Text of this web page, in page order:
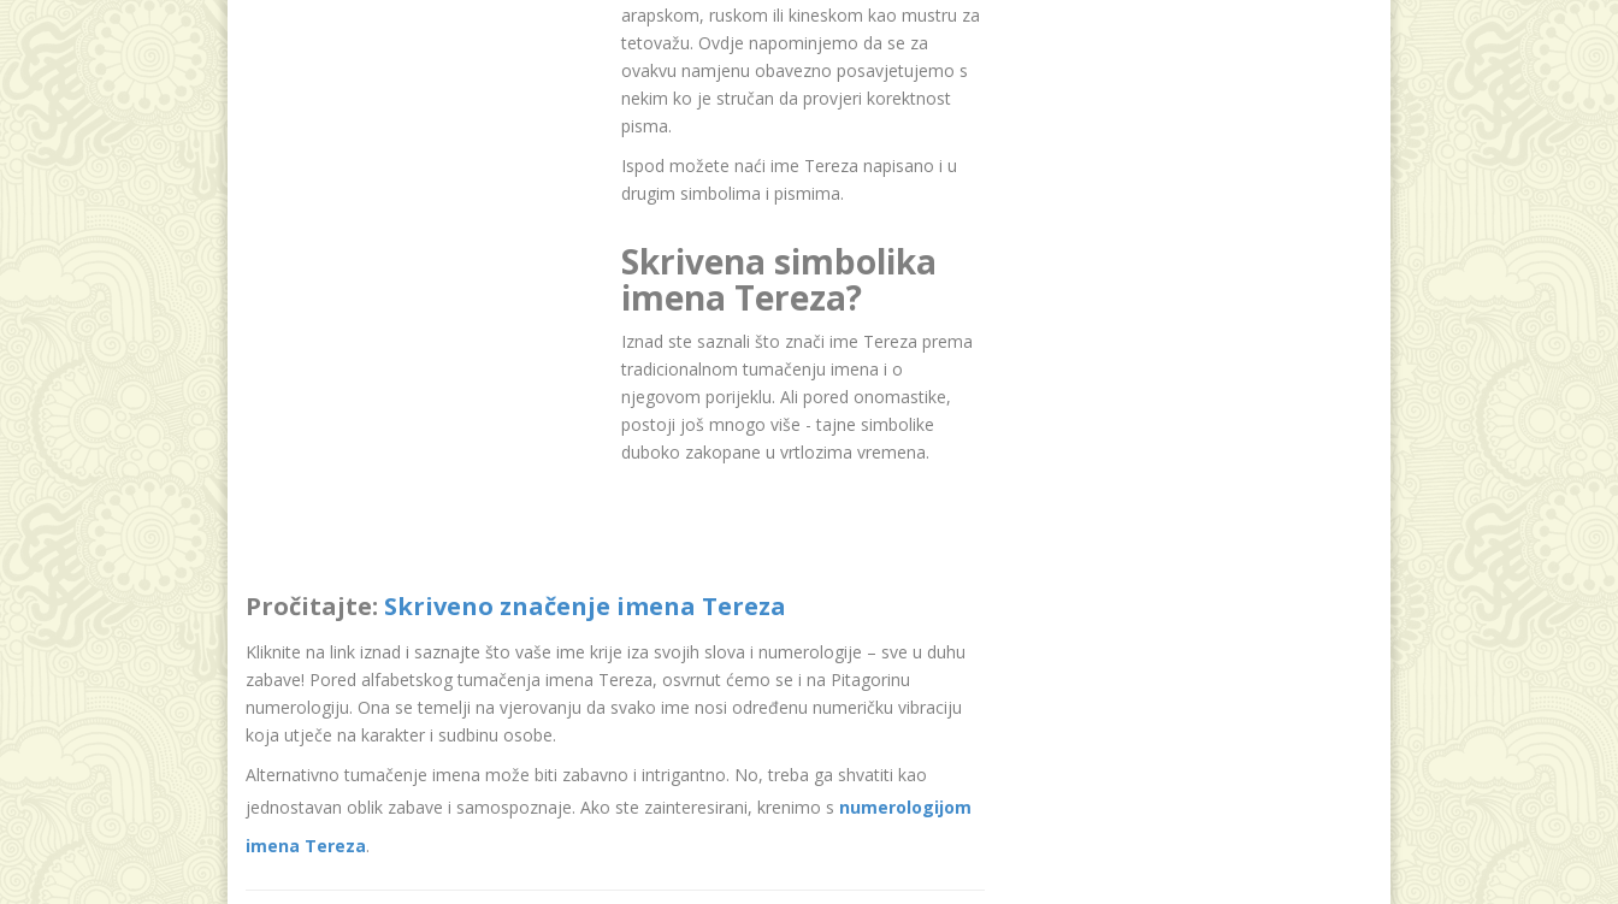
arapskom, ruskom ili kineskom kao mustru za
tetovažu. Ovdje napominjemo da se za
ovakvu namjenu obavezno posavjetujemo s
nekim ko je stručan da provjeri korektnost
pisma.
Ispod možete naći ime Tereza napisano i u
drugim simbolima i pismima.
Skrivena simbolika
imena Tereza?
Iznad ste saznali što znači ime Tereza prema
tradicionalnom tumačenju imena i o
njegovom porijeklu. Ali pored onomastike,
postoji još mnogo više - tajne simbolike
duboko zakopane u vrtlozima vremena.
Pročitajte: Skriveno značenje imena Tereza
Kliknite na link iznad i saznajte što vaše ime krije iza svojih slova i numerologije – sve u duhu
zabave! Pored alfabetskog tumačenja imena Tereza, osvrnut ćemo se i na Pitagorinu
numerologiju. Ona se temelji na vjerovanju da svako ime nosi određenu numeričku vibraciju
koja utječe na karakter i sudbinu osobe.
Alternativno tumačenje imena može biti zabavno i intrigantno. No, treba ga shvatiti kao
jednostavan oblik zabave i samospoznaje. Ako ste zainteresirani, krenimo s numerologijom
imena Tereza.